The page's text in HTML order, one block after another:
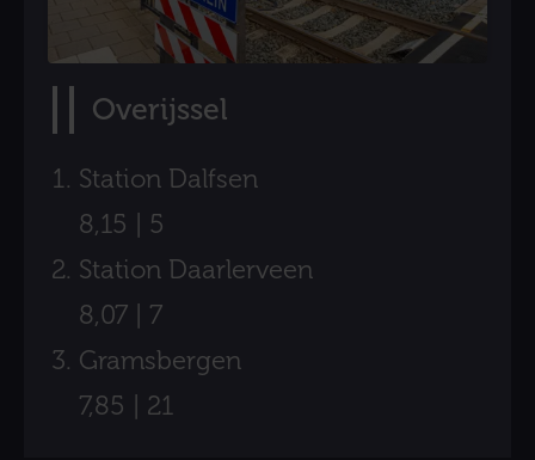
Overijssel
Station Dalfsen
8,15 | 5
Station Daarlerveen
8,07 | 7
Gramsbergen
7,85 | 21